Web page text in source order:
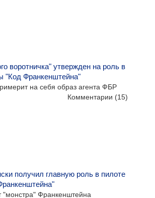
воротничка" утвержден на роль в
"Код Франкенштейна"
на себя образ агента ФБР
Комментарии (15)
получил главную роль в пилоте
"монстра" Франкенштейна